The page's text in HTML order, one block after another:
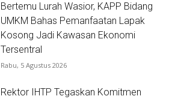
Bertemu Lurah Wasior, KAPP Bidang
UMKM Bahas Pemanfaatan Lapak
Kosong Jadi Kawasan Ekonomi
Tersentral
Rabu, 5 Agustus 2026
Rektor IHTP Tegaskan Komitmen